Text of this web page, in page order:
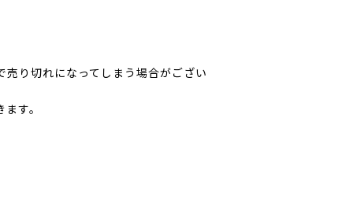
り切れになってしまう場合がござい
す。